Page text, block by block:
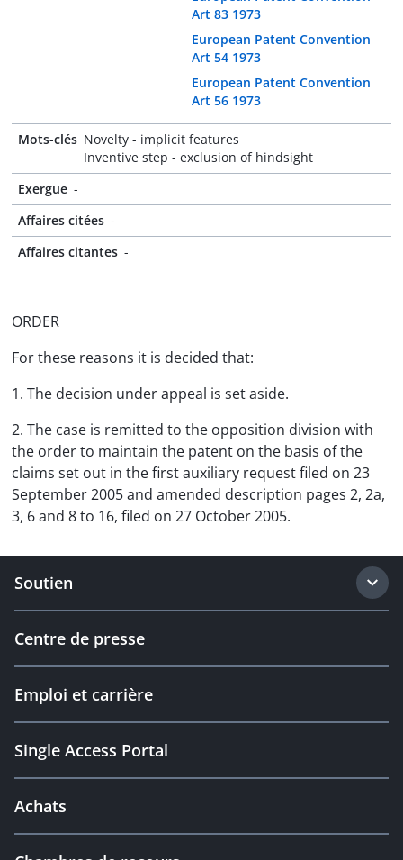
Art 83 1973
European Patent Convention
Art 54 1973
European Patent Convention
Art 56 1973
Mots-clés Novelty - implicit features
Inventive step - exclusion of hindsight
Exergue -
Affaires citées -
Affaires citantes -
ORDER
For these reasons it is decided that:
1. The decision under appeal is set aside.
2. The case is remitted to the opposition division with
the order to maintain the patent on the basis of the
claims set out in the first auxiliary request filed on 23
September 2005 and amended description pages 2, 2a,
3, 6 and 8 to 16, filed on 27 October 2005.
Soutien
Centre de presse
Emploi et carrière
Single Access Portal
Achats